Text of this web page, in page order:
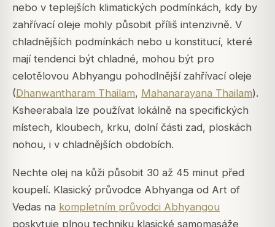
nebo v teplejších klimatických podmínkách, kdy by
zahřívací oleje mohly působit příliš intenzivně. V
chladnějších podmínkách nebo u konstitucí, které
mají tendenci být chladné, mohou být pro
celotělovou Abhyangu pohodlnější zahřívací oleje
(Dhanwantharam Thailam, Mahanarayana Thailam).
Ksheerabala lze používat lokálně na specifických
místech, kloubech, krku, dolní části zad, ploskách
nohou, i v chladnějších obdobích.
Nechte olej na kůži působit 30 až 45 minut před
koupelí. Klasický průvodce Abhyanga od Art of
Vedas na kompletním průvodci Abhyangou
poskytuje plnou techniku klasické samomasáže